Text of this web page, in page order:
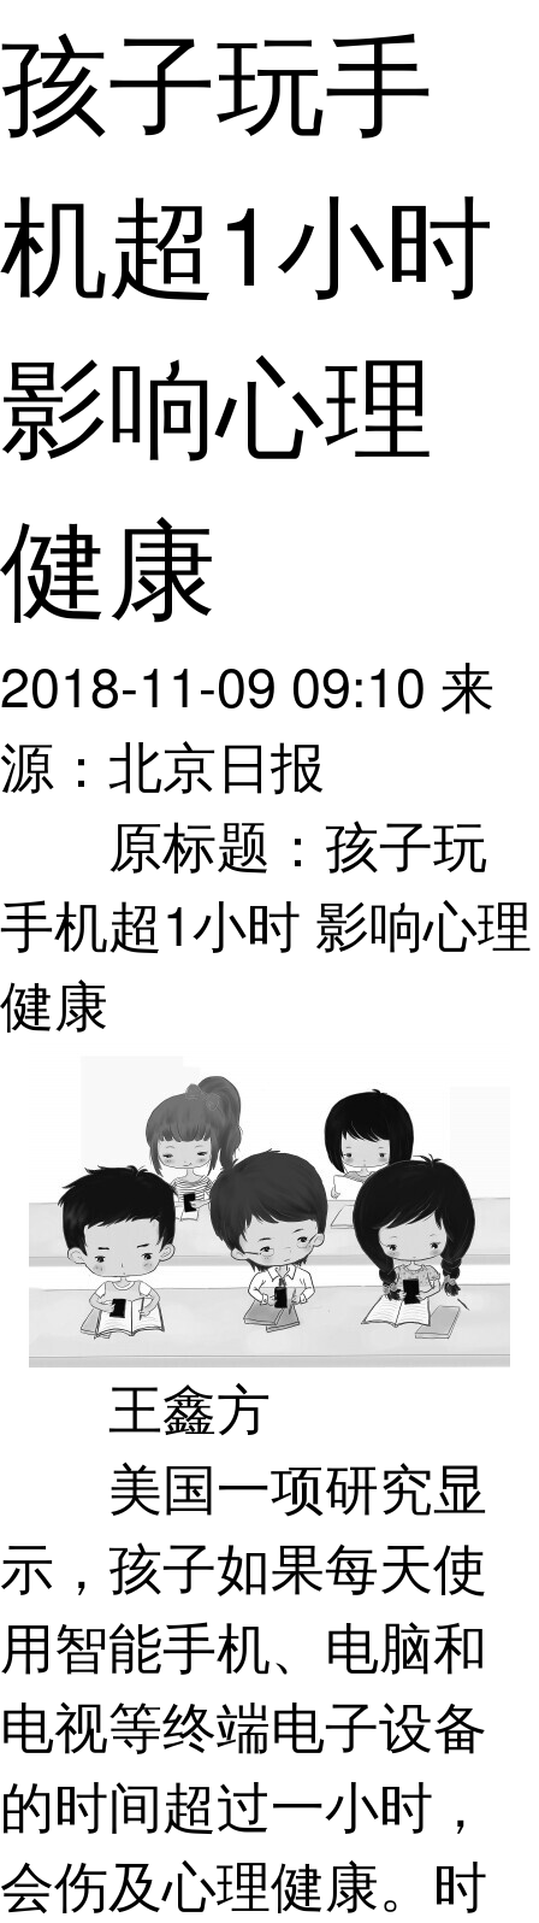
孩子玩手
机超1小时
影响心理
健康
2018-11-09 09:10 来
源：北京日报
原标题：孩子玩
手机超1小时 影响心理
健康
王鑫方
美国一项研究显
示，孩子如果每天使
用智能手机、电脑和
电视等终端电子设备
的时间超过一小时，
会伤及心理健康。时